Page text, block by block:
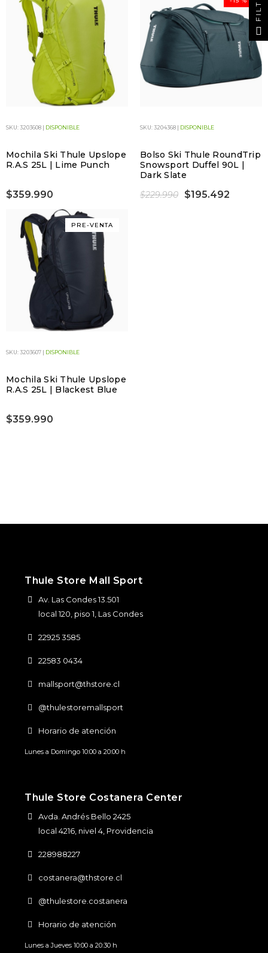
SKU: 3203608 | DISPONIBLE
Mochila Ski Thule Upslope
R.A.S 25L | Lime Punch
$359.990
SKU: 3204368 | DISPONIBLE
Bolso Ski Thule RoundTrip
Snowsport Duffel 90L |
Dark Slate
$229.990
$195.492
SKU: 3203607 | DISPONIBLE
Mochila Ski Thule Upslope
R.A.S 25L | Blackest Blue
$359.990
PRE-VENTA
Thule Store Mall Sport
Av. Las Condes 13.501
local 120, piso 1, Las Condes
22925 3585
22583 0434
mallsport@thstore.cl
@thulestoremallsport
Horario de atención
Lunes a Domingo 10:00 a 20:00 h
Thule Store Costanera Center
Avda. Andrés Bello 2425
local 4216, nivel 4, Providencia
228988227
costanera@thstore.cl
@thulestore.costanera
Horario de atención
Lunes a Jueves 10:00 a 20:30 h